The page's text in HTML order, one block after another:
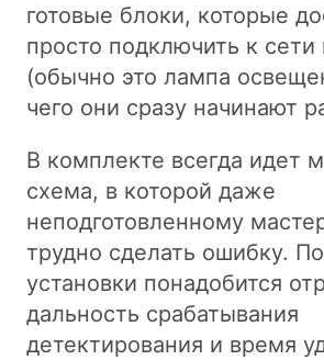
готовые блоки, которые
просто подключить к сети
(обычно это лампа
чего они сразу начинают
В комплекте всегда идет
схема, в которой даже
неподготовленному
трудно сделать ошибку.
установки понадобится
дальность срабатывания
детектирования и время